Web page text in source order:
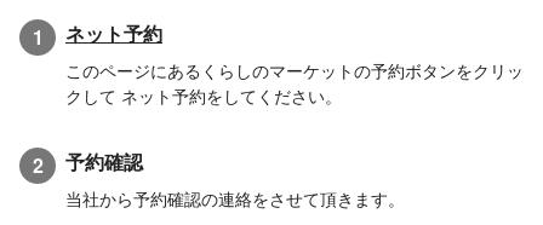
1 ネット予約
このページにあるくらしのマーケットの予約ボタンをクリッ
クして ネット予約をしてください。
2 予約確認
当社から予約確認の連絡をさせて頂きます。